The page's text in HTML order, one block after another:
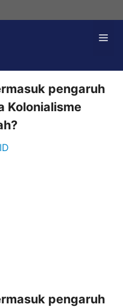
pengaruh
Kolonialisme
pengaruh